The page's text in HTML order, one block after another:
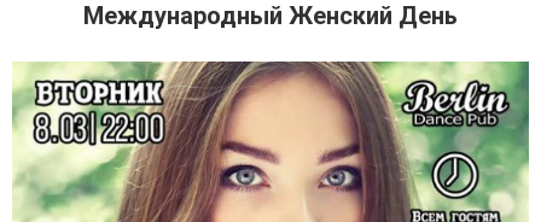
Международный Женский День